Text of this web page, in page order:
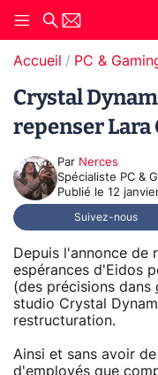
Accueil PC &
Crystal
repenser Lara
Par Nerces
Spécialiste PC &
Publié le 12
Suivez-nous
Depuis l'annonce de
espérances d'Eidos
(des précisions dans
studio Crystal
restructuration.
Ainsi et sans avoir
d'employés que